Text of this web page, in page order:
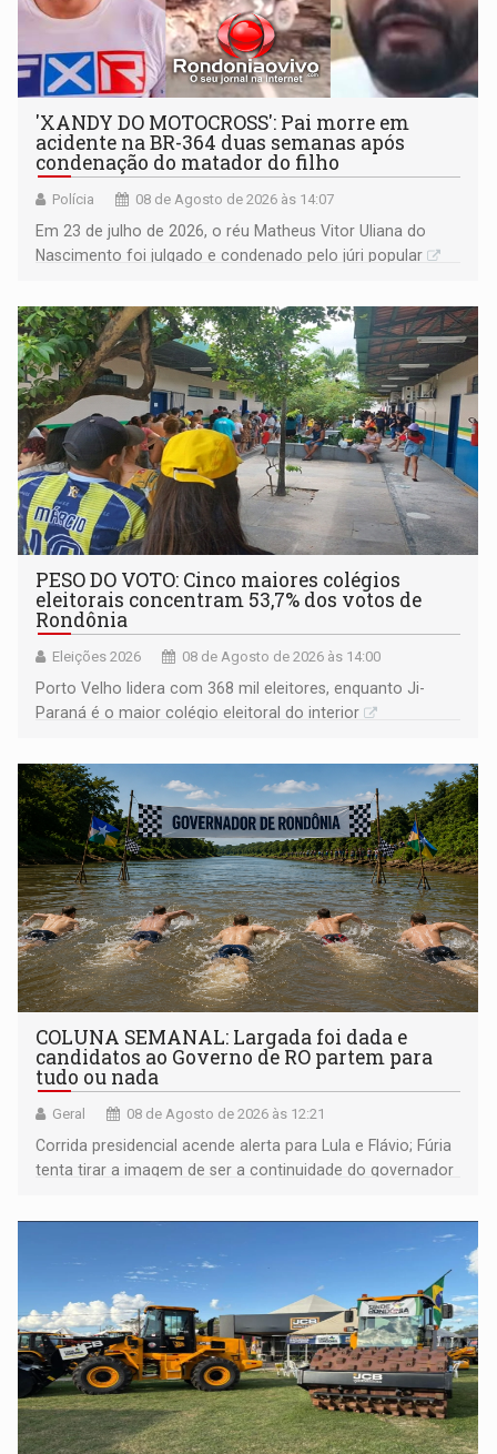
'XANDY DO MOTOCROSS': Pai morre em
acidente na BR-364 duas semanas após
condenação do matador do filho
Polícia 08 de Agosto de 2026 às 14:07
Em 23 de julho de 2026, o réu Matheus Vitor Uliana do
Nascimento foi julgado e condenado pelo júri popular
PESO DO VOTO: Cinco maiores colégios
eleitorais concentram 53,7% dos votos de
Rondônia
Eleições 2026 08 de Agosto de 2026 às 14:00
Porto Velho lidera com 368 mil eleitores, enquanto Ji-
Paraná é o maior colégio eleitoral do interior
COLUNA SEMANAL: Largada foi dada e
candidatos ao Governo de RO partem para
tudo ou nada
Geral 08 de Agosto de 2026 às 12:21
Corrida presidencial acende alerta para Lula e Flávio; Fúria
tenta tirar a imagem de ser a continuidade do governador
não ter entrado no modo eleição; ABAV faz evento em